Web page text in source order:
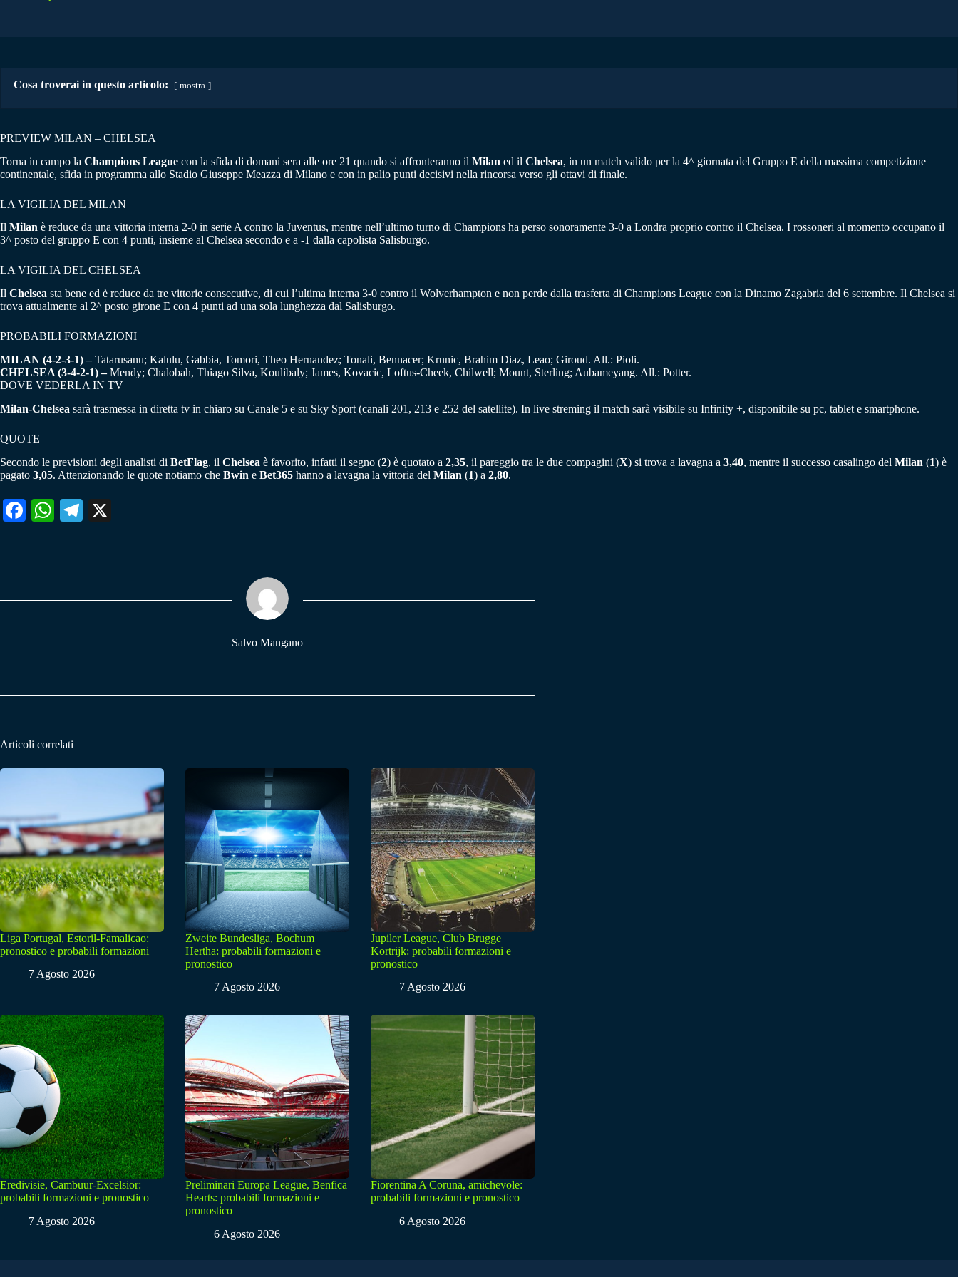
Cosa troverai in questo articolo: mostra
PREVIEW MILAN – CHELSEA
Torna in campo la Champions League con la sfida di domani sera alle ore 21 quando si affronteranno il Milan ed il Chelsea, in un match valido per la 4^ giornata del Gruppo E della massima competizione
continentale, sfida in programma allo Stadio Giuseppe Meazza di Milano e con in palio punti decisivi nella rincorsa verso gli ottavi di finale.
LA VIGILIA DEL MILAN
Il Milan è reduce da una vittoria interna 2-0 in serie A contro la Juventus, mentre nell’ultimo turno di Champions ha perso sonoramente 3-0 a Londra proprio contro il Chelsea. I rossoneri al momento occupano il
3^ posto del gruppo E con 4 punti, insieme al Chelsea secondo e a -1 dalla capolista Salisburgo.
LA VIGILIA DEL CHELSEA
Il Chelsea sta bene ed è reduce da tre vittorie consecutive, di cui l’ultima interna 3-0 contro il Wolverhampton e non perde dalla trasferta di Champions League con la Dinamo Zagabria del 6 settembre. Il Chelsea si
trova attualmente al 2^ posto girone E con 4 punti ad una sola lunghezza dal Salisburgo.
PROBABILI FORMAZIONI
MILAN (4-2-3-1) –Tatarusanu; Kalulu, Gabbia, Tomori, Theo Hernandez; Tonali, Bennacer; Krunic, Brahim Diaz, Leao; Giroud. All.: Pioli.
CHELSEA (3-4-2-1) –Mendy; Chalobah, Thiago Silva, Koulibaly; James, Kovacic, Loftus-Cheek, Chilwell; Mount, Sterling; Aubameyang. All.: Potter.
DOVE VEDERLA IN TV
Milan-Chelsea sarà trasmessa in diretta tv in chiaro su Canale 5 e su Sky Sport (canali 201, 213 e 252 del satellite). In live streming il match sarà visibile su Infinity +, disponibile su pc, tablet e smartphone.
QUOTE
Secondo le previsioni degli analisti di BetFlag, il Chelsea è favorito, infatti il segno (2) è quotato a 2,35, il pareggio tra le due compagini (X) si trova a lavagna a 3,40, mentre il successo casalingo del Milan (1) è
pagato 3,05. Attenzionando le quote notiamo che Bwin e Bet365 hanno a lavagna la vittoria del Milan (1) a 2,80.
Fa W
pp
Te
m
Salvo Mangano
Articoli correlati
Liga Portugal, Estoril-Famalicao:
pronostico e probabili formazioni
7 Agosto 2026
Zweite Bundesliga, Bochum
Hertha: probabili formazioni e
pronostico
7 Agosto 2026
Jupiler League, Club Brugge
Kortrijk: probabili formazioni e
pronostico
7 Agosto 2026
Eredivisie, Cambuur-Excelsior:
probabili formazioni e pronostico
7 Agosto 2026
Preliminari Europa League, Benfica
Hearts: probabili formazioni e
pronostico
6 Agosto 2026
Fiorentina A Coruna, amichevole:
probabili formazioni e pronostico
6 Agosto 2026